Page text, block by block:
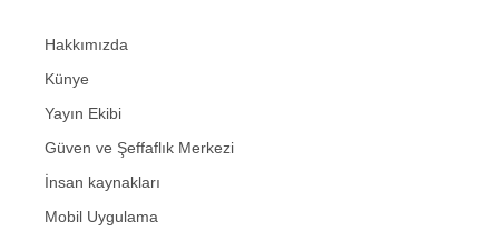
Hakkımızda
Künye
Yayın Ekibi
Güven ve Şeffaflık Merkezi
İnsan kaynakları
Mobil Uygulama